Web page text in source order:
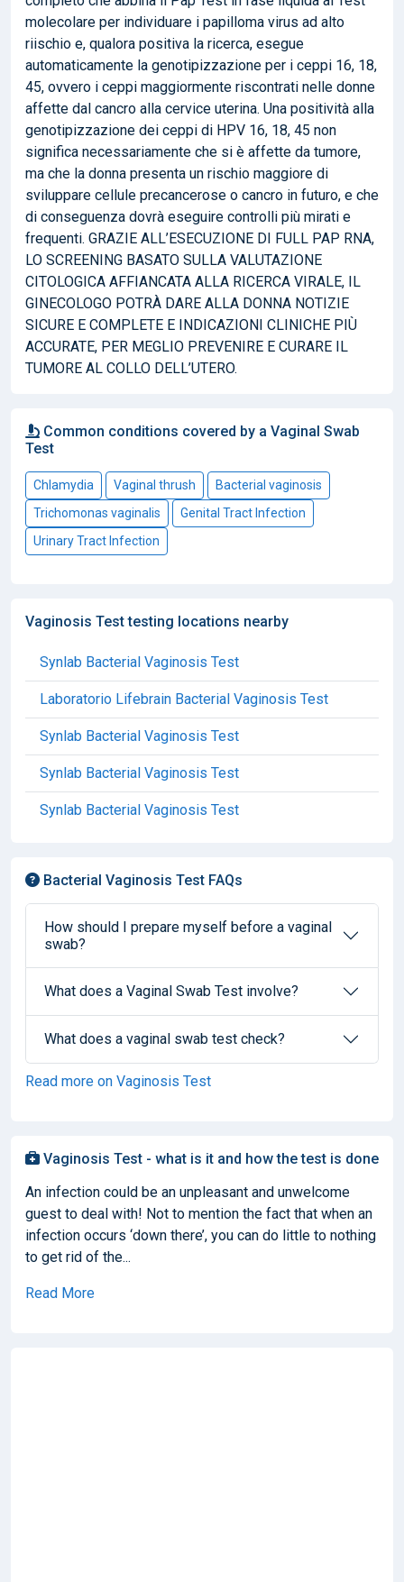
molecolare per individuare i papilloma virus ad alto
riischio e, qualora positiva la ricerca, esegue
automaticamente la genotipizzazione per i ceppi 16, 18,
45, ovvero i ceppi maggiormente riscontrati nelle donne
affette dal cancro alla cervice uterina. Una positività alla
genotipizzazione dei ceppi di HPV 16, 18, 45 non
significa necessariamente che si è affette da tumore,
ma che la donna presenta un rischio maggiore di
sviluppare cellule precancerose o cancro in futuro, e che
di conseguenza dovrà eseguire controlli più mirati e
frequenti. GRAZIE ALL’ESECUZIONE DI FULL PAP RNA,
LO SCREENING BASATO SULLA VALUTAZIONE
CITOLOGICA AFFIANCATA ALLA RICERCA VIRALE, IL
GINECOLOGO POTRÀ DARE ALLA DONNA NOTIZIE
SICURE E COMPLETE E INDICAZIONI CLINICHE PIÙ
ACCURATE, PER MEGLIO PREVENIRE E CURARE IL
TUMORE AL COLLO DELL’UTERO.
Common conditions covered by a Vaginal Swab
Test
Chlamydia Vaginal thrush
Bacterial vaginosis
Trichomonas vaginalis
Genital Tract Infection
Urinary Tract Infection
Vaginosis Test testing locations nearby
Synlab Bacterial Vaginosis Test
Laboratorio Lifebrain Bacterial Vaginosis Test
Synlab Bacterial Vaginosis Test
Synlab Bacterial Vaginosis Test
Synlab Bacterial Vaginosis Test
Bacterial Vaginosis Test FAQs
How should I prepare myself before a vaginal
swab?
What does a Vaginal Swab Test involve?
What does a vaginal swab test check?
Read more on Vaginosis Test
Vaginosis Test - what is it and how the test is done
An infection could be an unpleasant and unwelcome
guest to deal with! Not to mention the fact that when an
infection occurs ‘down there’, you can do little to nothing
to get rid of the...
Read More